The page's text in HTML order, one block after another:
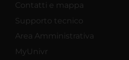
Contatti e mappa
Supporto tecnico
Area Amministrativa
MyUnivr